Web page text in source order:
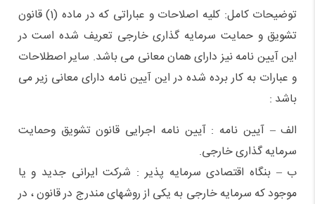
توضیحات کامل: کلیه اصلاحات و عباراتی که در ماده (1) قانون
تشویق و حمایت سرمایه گذاری خارجی تعریف شده است در
این آیین نامه نیز دارای همان معانی می باشد. سایر اصطلاحات
و عبارات به کار برده شده در این آیین نامه دارای معانی زیر می
باشد :‌
الف – آیین نامه : آیین نامه اجرایی قانون تشویق وحمایت
سرمایه گذاری خارجی.
ب – بنگاه اقتصادی سرمایه پذیر : شرکت ایرانی جدید و یا
موجود که سرمایه خارجی به یکی از روشهای مندرج در قانون ، در